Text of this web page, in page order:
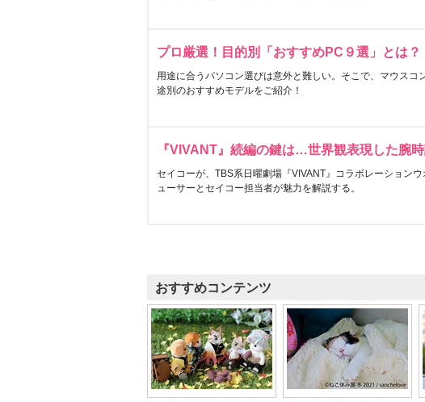
プロ厳選！目的別「おすすめPC９選」とは？
用途に合うパソコン選びは意外と難しい。そこで、マウスコ
途別のおすすめモデルをご紹介！
『VIVANT』続編の鍵は…世界観表現した腕
セイコーが、TBS系日曜劇場『VIVANT』コラボレーション
ューサーとセイコー担当者が魅力を解説する。
おすすめコンテンツ